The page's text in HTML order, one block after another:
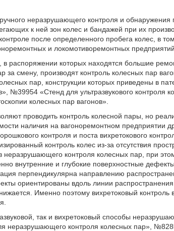
неразрушающего контроля и обнаружения
к ней зон колес и бандажей при их
после определенного пробега колес, в
и локомотиворемонтных предприятий.
распоряжении которых находятся большие
за смену, производят контроль колесных пар
пар, конструкции которых приведены в
№39954 «Стенд для ультразвукового контроля
колесных пар вагонов».
проводить контроль колесной пары, но
наличия на вагоноремонтном предприятии
контроля и поста вихретокового
контроль колес из-за отсутствия
неразрушающего контроля колесных пар, при
внутренние и глубокие поверхностные
перпендикулярна направлению
ориентированы вдоль линии распространения
Именно поэтому вихретоковый
так и вихретоковый способы
неразрушающего контроля колесных пар»,